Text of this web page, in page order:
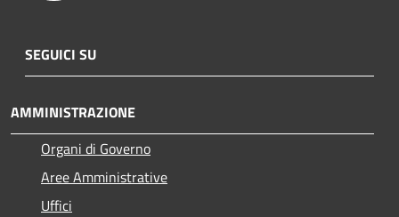
SEGUICI SU
AMMINISTRAZIONE
Organi di Governo
Aree Amministrative
Uffici